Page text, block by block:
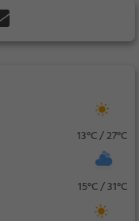
13°C / 27°C
15°C / 31°C